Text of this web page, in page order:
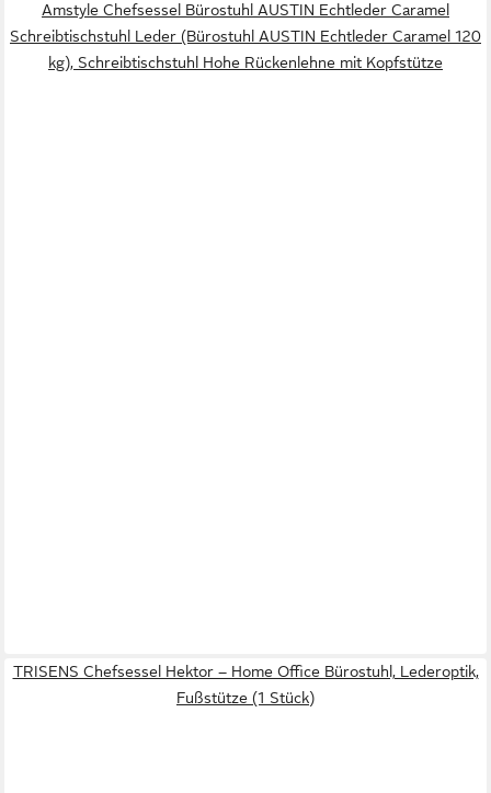
Amstyle Chefsessel Bürostuhl AUSTIN Echtleder Caramel
Schreibtischstuhl Leder (Bürostuhl AUSTIN Echtleder Caramel 120
kg), Schreibtischstuhl Hohe Rückenlehne mit Kopfstütze
TRISENS Chefsessel Hektor – Home Office Bürostuhl, Lederoptik,
Fußstütze (1 Stück)